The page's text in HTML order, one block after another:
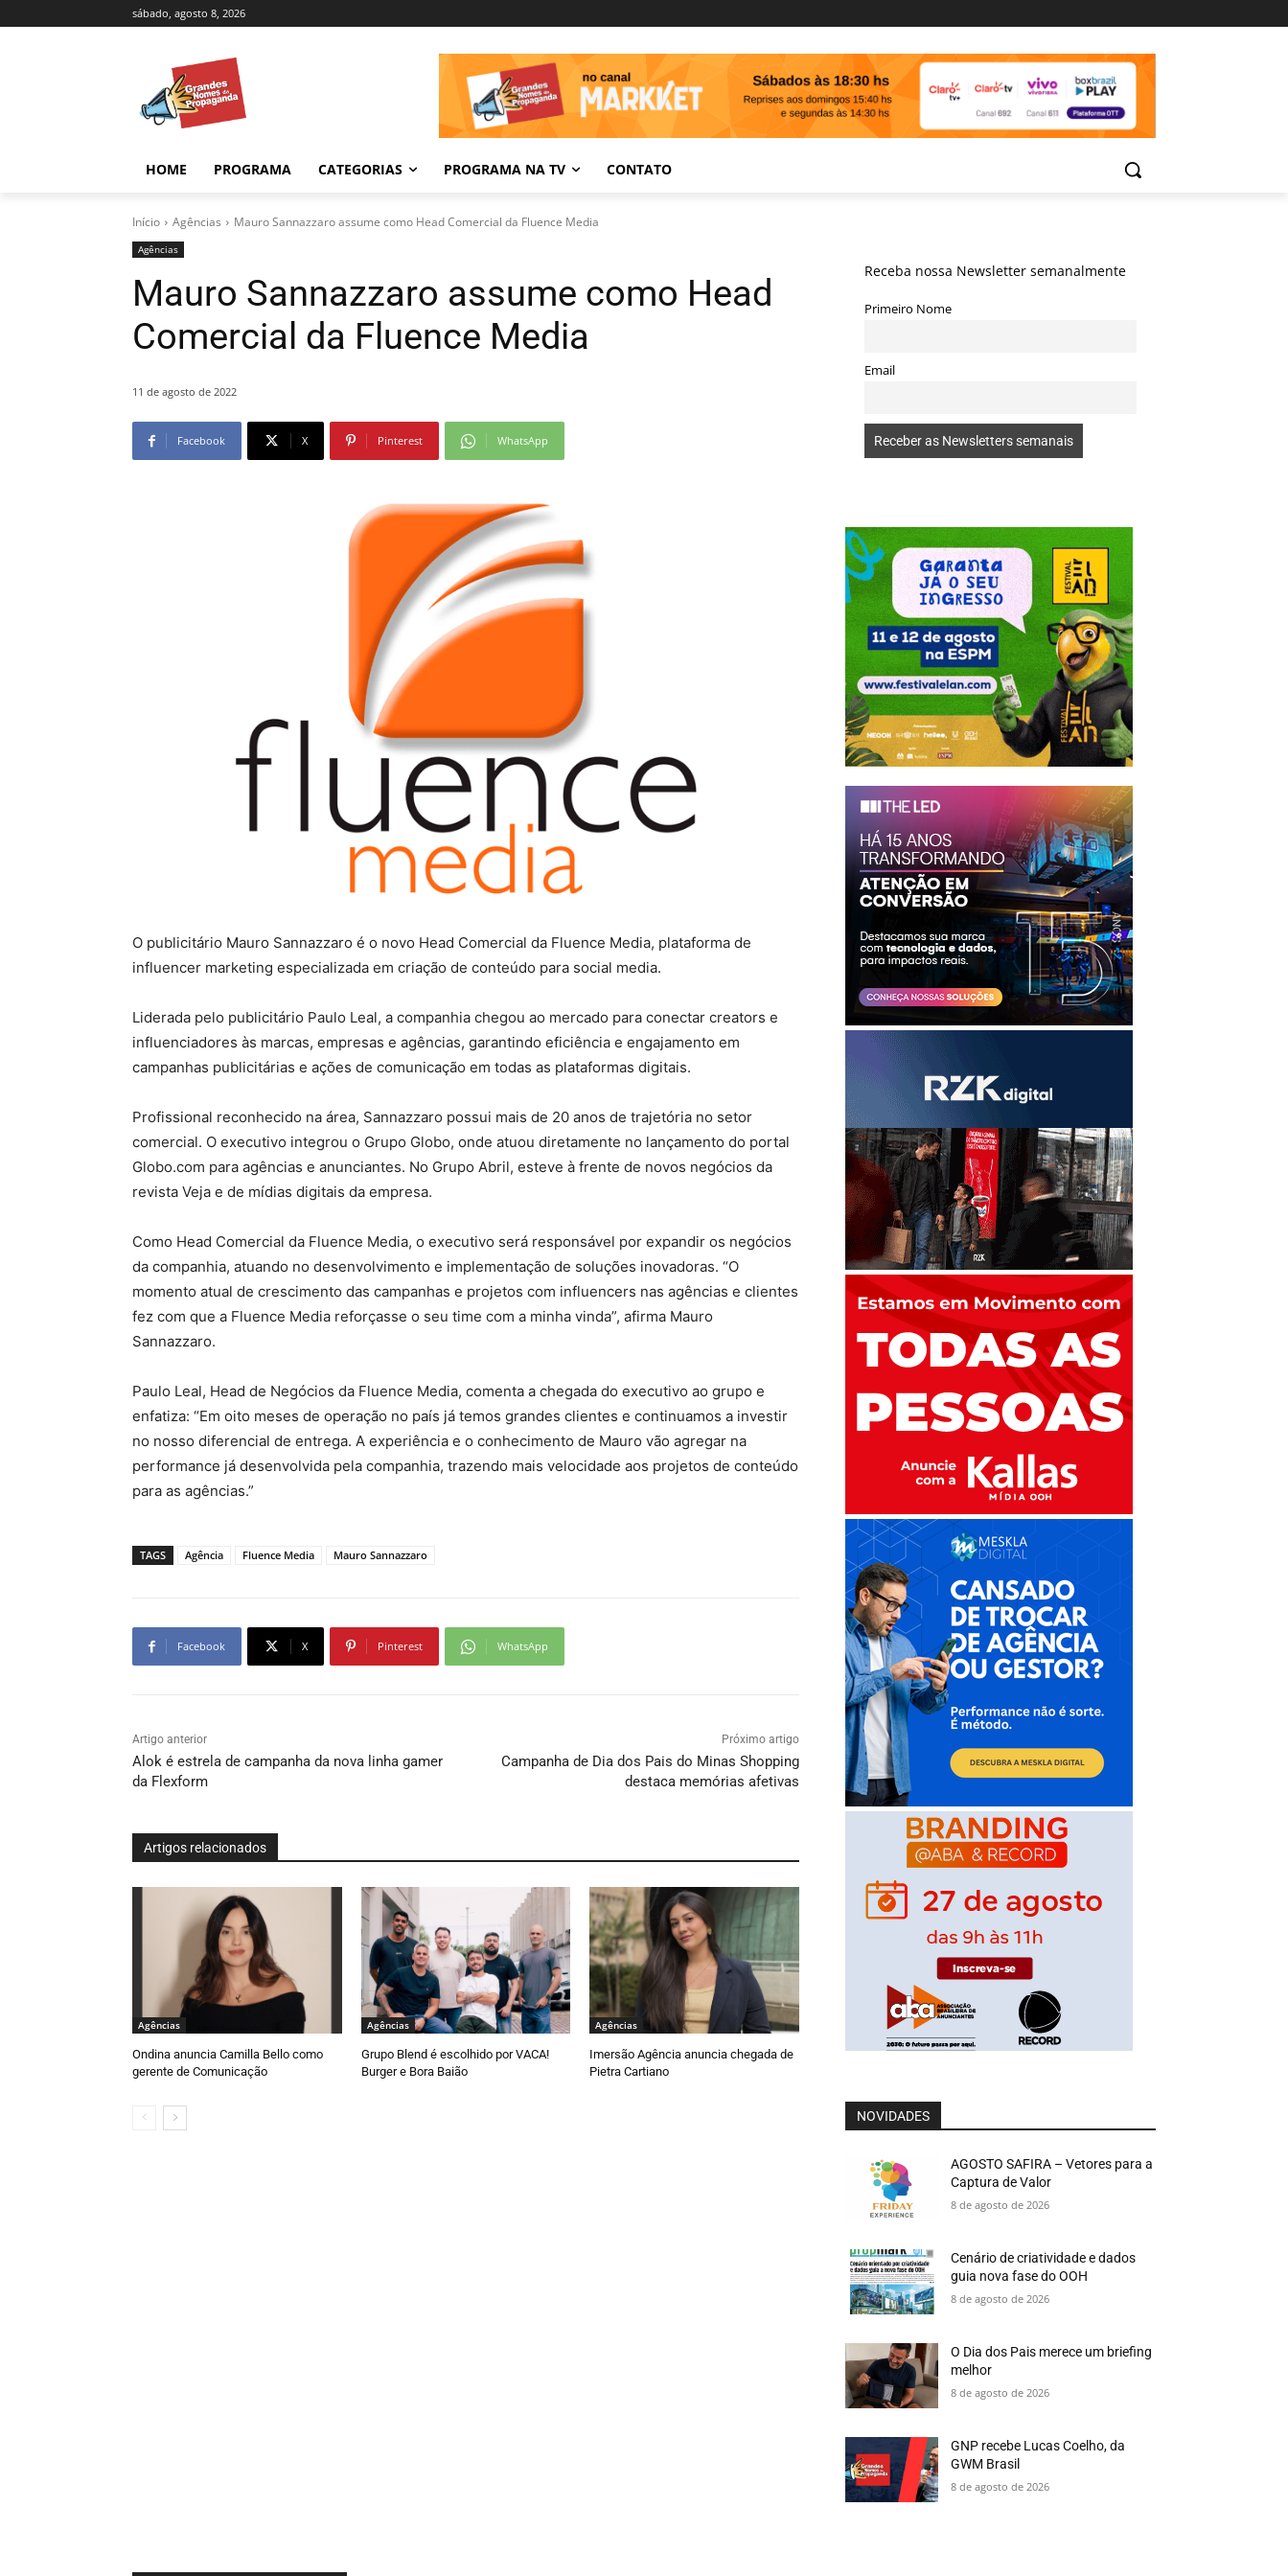
sábado, agosto 8, 2026
HOME PROGRAMA CATEGORIAS PROGRAMA NA TV CONTATO
Início Agências Mauro Sannazzaro assume como Head Comercial da Fluence Media
Agências
Mauro Sannazzaro assume como Head
Comercial da Fluence Media
11 de agosto de 2022
Facebook X Pinterest WhatsApp
O publicitário Mauro Sannazzaro é o novo Head Comercial da Fluence Media, plataforma de
influencer marketing especializada em criação de conteúdo para social media.
Liderada pelo publicitário Paulo Leal, a companhia chegou ao mercado para conectar creators e
influenciadores às marcas, empresas e agências, garantindo eficiência e engajamento em
campanhas publicitárias e ações de comunicação em todas as plataformas digitais.
Profissional reconhecido na área, Sannazzaro possui mais de 20 anos de trajetória no setor
comercial. O executivo integrou o Grupo Globo, onde atuou diretamente no lançamento do portal
Globo.com para agências e anunciantes. No Grupo Abril, esteve à frente de novos negócios da
revista Veja e de mídias digitais da empresa.
Como Head Comercial da Fluence Media, o executivo será responsável por expandir os negócios
da companhia, atuando no desenvolvimento e implementação de soluções inovadoras. “O
momento atual de crescimento das campanhas e projetos com influencers nas agências e clientes
fez com que a Fluence Media reforçasse o seu time com a minha vinda”, afirma Mauro
Sannazzaro.
Paulo Leal, Head de Negócios da Fluence Media, comenta a chegada do executivo ao grupo e
enfatiza: “Em oito meses de operação no país já temos grandes clientes e continuamos a investir
no nosso diferencial de entrega. A experiência e o conhecimento de Mauro vão agregar na
performance já desenvolvida pela companhia, trazendo mais velocidade aos projetos de conteúdo
para as agências.”
TAGS Agência Fluence Media Mauro Sannazzaro
Facebook X Pinterest WhatsApp
Artigo anterior
Alok é estrela de campanha da nova linha gamer
da Flexform
Próximo artigo
Campanha de Dia dos Pais do Minas Shopping
destaca memórias afetivas
Artigos relacionados
Agências
Ondina anuncia Camilla Bello como
gerente de Comunicação
Agências
Grupo Blend é escolhido por VACA!
Burger e Bora Baião
Agências
Imersão Agência anuncia chegada de
Pietra Cartiano
Receba nossa Newsletter semanalmente
Primeiro Nome
Email
NOVIDADES
AGOSTO SAFIRA – Vetores para a
Captura de Valor
8 de agosto de 2026
Cenário de criatividade e dados
guia nova fase do OOH
8 de agosto de 2026
O Dia dos Pais merece um briefing
melhor
8 de agosto de 2026
GNP recebe Lucas Coelho, da
GWM Brasil
8 de agosto de 2026